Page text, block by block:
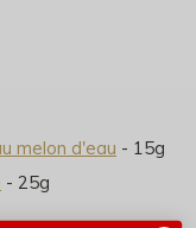
melon d'eau - 15g
- 25g